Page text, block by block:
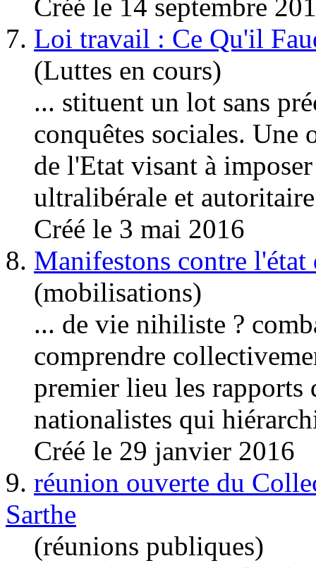
Créé le 14 septembre
7. Loi travail : Ce Qu'il
(Luttes en cours)
... stituent un lot sans
conquêtes sociales.
de l'Etat visant à
ultralibérale et
Créé le 3 mai 2016
8. Manifestons contre
(mobilisations)
... de vie nihiliste ?
comprendre
premier lieu les
nationalistes qui
Créé le 29 janvier 2016
9. réunion ouverte du
Sarthe
(réunions publiques)